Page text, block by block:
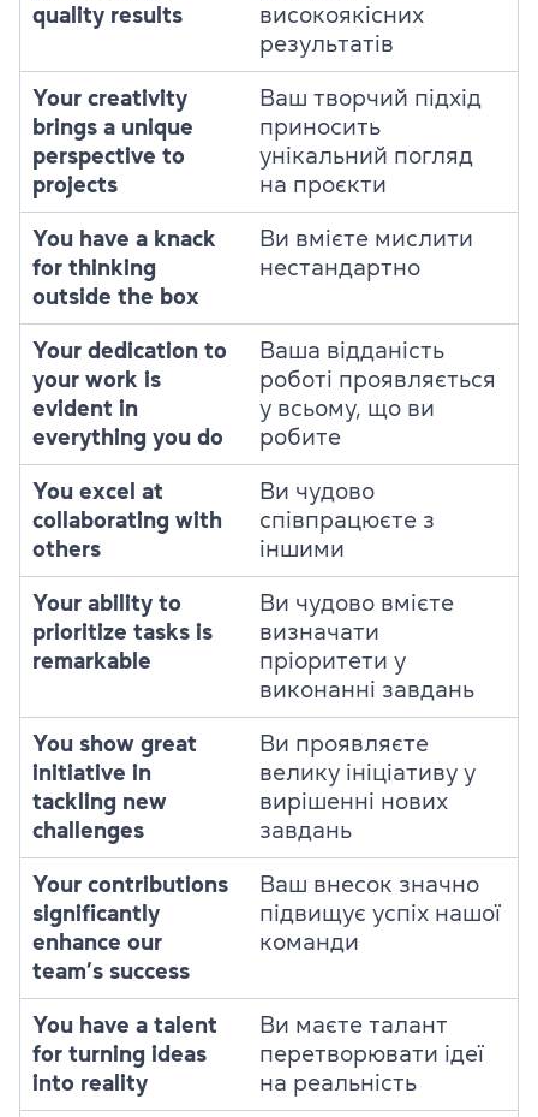
quality results
високоякісних
результатів
Your creativity
brings a unique
perspective to
projects
Ваш творчий підхід
приносить
унікальний погляд
на проєкти
You have a knack
for thinking
outside the box
Ви вмієте мислити
нестандартно
Your dedication to
your work is
evident in
everything you do
Ваша відданість
роботі проявляється
у всьому, що ви
робите
You excel at
collaborating with
others
Ви чудово
співпрацюєте з
іншими
Your ability to
prioritize tasks is
remarkable
Ви чудово вмієте
визначати
пріоритети у
виконанні завдань
You show great
initiative in
tackling new
challenges
Ви проявляєте
велику ініціативу у
вирішенні нових
завдань
Your contributions
significantly
enhance our
team’s success
Ваш внесок значно
підвищує успіх нашої
команди
You have a talent
for turning ideas
into reality
Ви маєте талант
перетворювати ідеї
на реальність